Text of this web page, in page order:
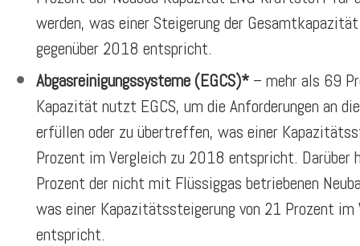
werden, was einer Steigerung der
gegenüber 2018 entspricht.
Abgasreinigungssysteme (EGCS)* – mehr als 69
Kapazität nutzt EGCS, um die Anforderungen an
erfüllen oder zu übertreffen, was einer
Prozent im Vergleich zu 2018 entspricht. Darüber
Prozent der nicht mit Flüssiggas betriebenen
was einer Kapazitätssteigerung von 21 Prozent
entspricht.